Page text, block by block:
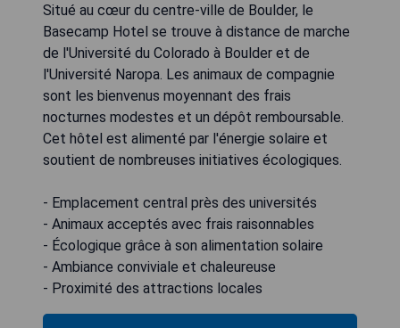
Situé au cœur du centre-ville de Boulder, le
Basecamp Hotel se trouve à distance de marche
de l'Université du Colorado à Boulder et de
l'Université Naropa. Les animaux de compagnie
sont les bienvenus moyennant des frais
nocturnes modestes et un dépôt remboursable.
Cet hôtel est alimenté par l'énergie solaire et
soutient de nombreuses initiatives écologiques.
- Emplacement central près des universités
- Animaux acceptés avec frais raisonnables
- Écologique grâce à son alimentation solaire
- Ambiance conviviale et chaleureuse
- Proximité des attractions locales